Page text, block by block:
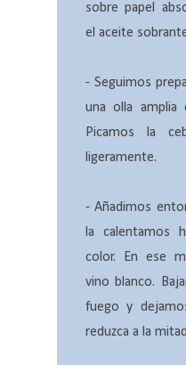
sobre papel
el aceite
- Seguimos
una olla amplia
Picamos la
ligeramente.
- Añadimos
la calentamos
color. En ese
vino blanco.
fuego y
reduzca a la